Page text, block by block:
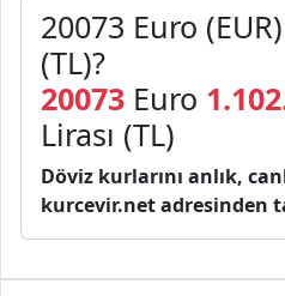
20073 Euro
(TL)?
20073 Euro
Lirası (TL)
Döviz kurlarını anlık,
kurcevir.net adresinden